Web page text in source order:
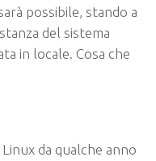
possibile, stando a
del sistema
in locale. Cosa che
da qualche anno